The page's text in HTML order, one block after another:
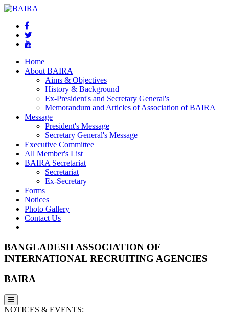
Home
About BAIRA
Aims & Objectives
History & Background
Ex-President's and Secretary General's
Memorandum and Articles of Association of BAIRA
Message
President's Message
Secretary General's Message
Executive Committee
All Member's List
BAIRA Secretariat
Secretariat
Ex-Secretary
Forms
Notices
Photo Gallery
Contact Us
BANGLADESH ASSOCIATION OF
INTERNATIONAL RECRUITING AGENCIES
BAIRA
NOTICES & EVENTS: